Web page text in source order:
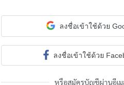
ลงชื่อเข้าใช้ด้วย
ลงชื่อเข้าใช้ด้วย
หรือสมัครบัญชีผ่านอีเม